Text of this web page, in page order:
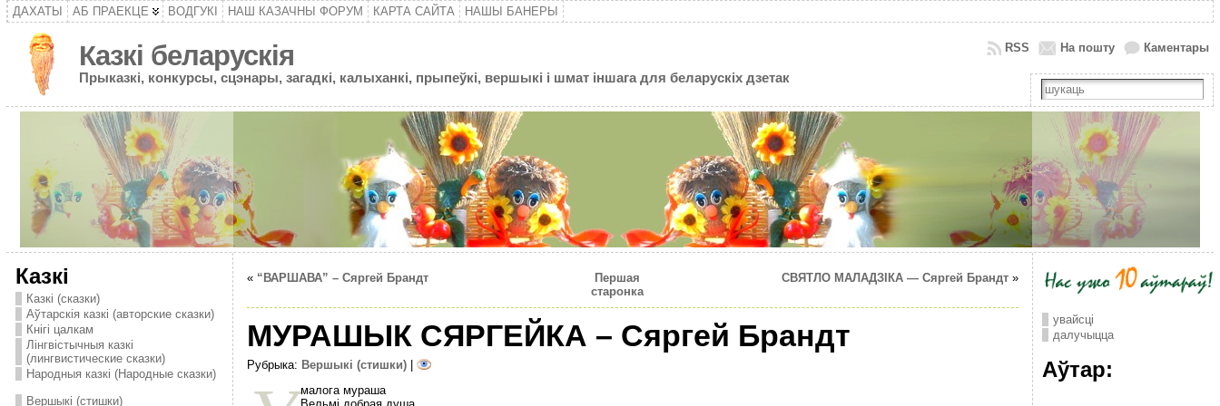
ДАХАТЫ АБ ПРАЕКЦЕ ВОДГУКІ НАШ КАЗАЧНЫ ФОРУМ КАРТА САЙТА НАШЫ БАНЕРЫ
Казкі беларускія
Прыказкі, конкурсы, сцэнары, загадкі, калыханкі, прыпеўкі, вершыкі і шмат іншага для беларускіх дзетак
Каментары
На пошту
RSS
Казкі
Казкі (сказки)
Аўтарскія казкі (авторские сказки)
Кнігі цалкам
Лінгвістычныя казкі
(лингвистические сказки)
Народныя казкі (Народные сказки)
Вершыкі (стишки)
« “ВАРШАВА” – Сяргей Брандт
Першая
старонка
CВЯТЛО МАЛАДЗІКА — Сяргей Брандт»
МУРАШЫК СЯРГЕЙКА – Сяргей Брандт
Рубрыка: Вершыкі (стишки)|
малога мураша
увайсці
далучыцца
Аўтар: